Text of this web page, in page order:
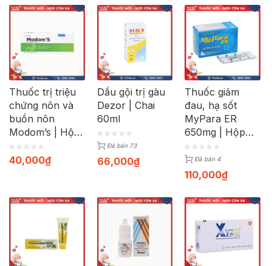
Thuốc trị triệu
chứng nôn và
buồn nôn
Modom’s | Hộp
100 viên
40,000₫
Dầu gội trị gàu
Dezor | Chai
60ml
Đã bán 73
66,000₫
Thuốc giảm
đau, hạ sốt
MyPara ER
650mg | Hộp
100 viên
Đã bán 4
110,000₫